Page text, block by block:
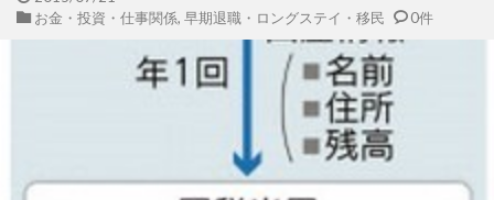
お金・投資・仕事関係, 早期退職・ロングステイ・移民 0件